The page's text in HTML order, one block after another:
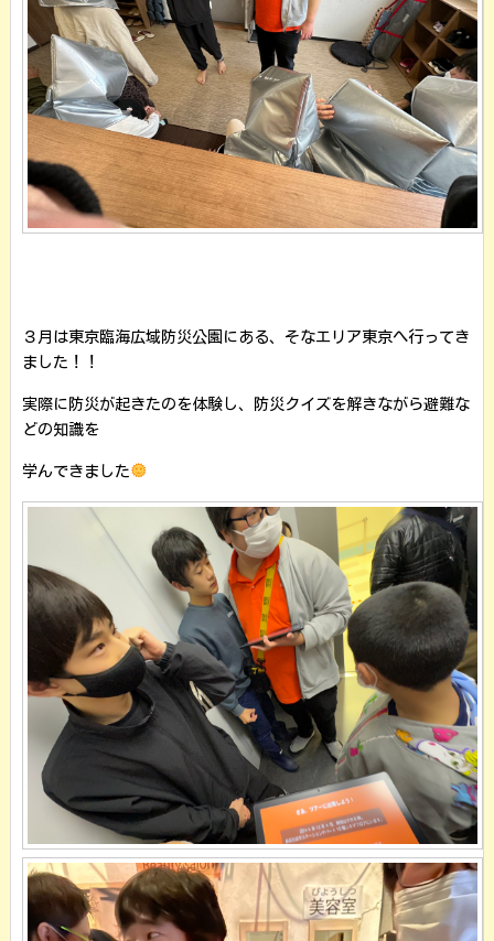
３月は東京臨海広域防災公園にある、そなエリア東京へ行ってき
ました！！
実際に防災が起きたのを体験し、防災クイズを解きながら避難な
どの知識を
学んできました